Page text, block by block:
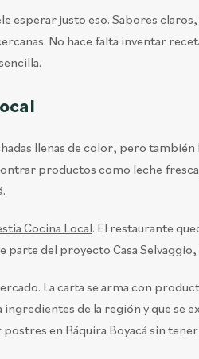
esperar justo eso. Sabores
No hace falta inventar
llenas de color, pero
productos como leche
Cocina Local. El restaurante
del proyecto Casa
La carta se arma con
ingredientes de la región y que
en Ráquira Boyacá sin tener